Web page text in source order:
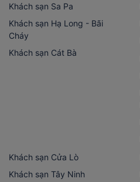
Khách sạn Sa Pa
Khách sạn Hạ Long - Bãi
Cháy
Khách sạn Cát Bà
Khách sạn Cửa Lò
Khách sạn Tây Ninh